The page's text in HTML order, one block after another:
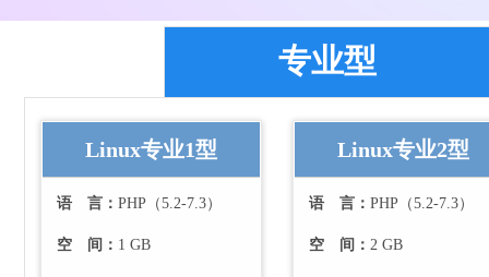
专业型
Linux专业1型
语 言： PHP（5.2-7.3）
空 间： 1 GB
Linux专业2型
语 言： PHP（5.2-7.3）
空 间： 2 GB